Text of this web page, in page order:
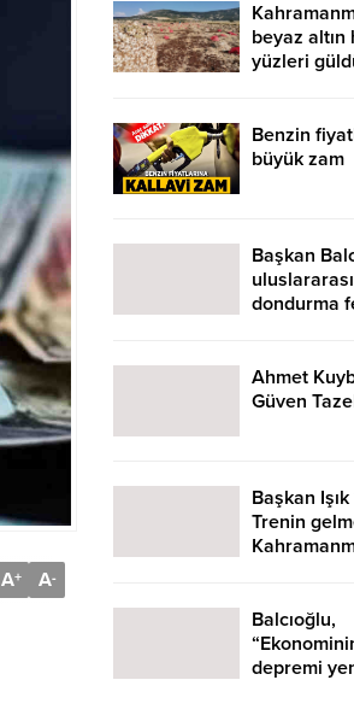
A+ A-
beyaz altın
yüzleri
Benzin
büyük zam
Başkan
uluslararası
dondurma
Ahmet
Güven
Başkan Işık
Trenin
eminiz. “
Balcıoğlu,
depremi